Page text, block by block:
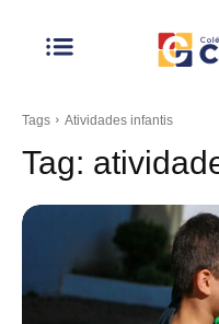
Tags Atividades infantis
Tag: